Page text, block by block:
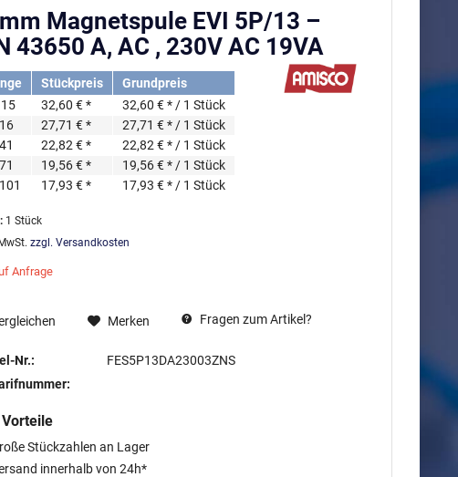
Magnetspule EVI 5P/13 –
43650 A, AC , 230V AC 19VA
Stückpreis
Grundpreis
15 32,60 € *
32,60 € * / 1 Stück
16 27,71 € *
27,71 € * / 1 Stück
41 22,82 € *
22,82 € * / 1 Stück
71 19,56 € *
19,56 € * / 1 Stück
101 17,93 € * 17,93 € * / 1 Stück
1 Stück
zzgl. Versandkosten
Anfrage
Merken Fragen zum Artikel?
Nr.:
FES5P13DA23003ZNS
Stückzahlen an Lager
innerhalb von 24h*